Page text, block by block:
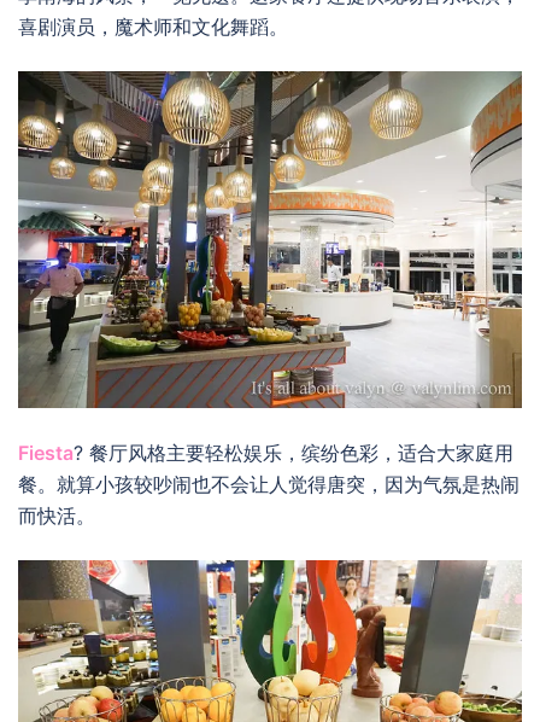
喜剧演员，魔术师和文化舞蹈。
Fiesta? 餐厅风格主要轻松娱乐，缤纷色彩，适合大家庭用
餐。就算小孩较吵闹也不会让人觉得唐突，因为气氛是热闹
而快活。